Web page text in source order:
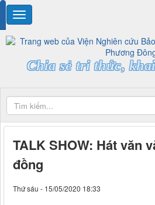
Chia sẻ tri thức,
TALK SHOW: Hát văn
đồng
Thứ sáu - 15/05/2020 18:33